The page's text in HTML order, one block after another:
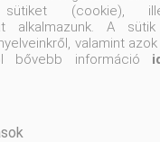
sütiket (cookie),
alkalmazunk. A sütik
valamint
bővebb információ